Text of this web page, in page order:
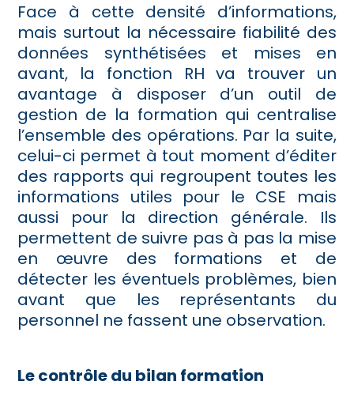
Face à cette densité d’informations,
mais surtout la nécessaire fiabilité des
données synthétisées et mises en
avant, la fonction RH va trouver un
avantage à disposer d’un outil de
gestion de la formation qui centralise
l’ensemble des opérations. Par la suite,
celui-ci permet à tout moment d’éditer
des rapports qui regroupent toutes les
informations utiles pour le CSE mais
aussi pour la direction générale. Ils
permettent de suivre pas à pas la mise
en œuvre des formations et de
détecter les éventuels problèmes, bien
avant que les représentants du
personnel ne fassent une observation.
Le contrôle du bilan formation